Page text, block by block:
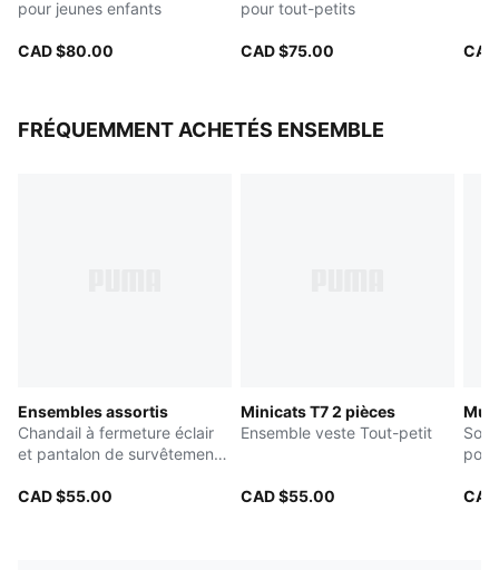
Semelle extérieure : Caoutchouc
Doublure en maille respirante
entre 0 et 4 ans
pour jeunes enfants
CAD $80.00
pour tout-petits
CAD $75.00
FRÉQUEMMENT ACHETÉS ENSEMBLE
Ensembles assortis
Chandail à fermeture éclair
et pantalon de survêtement
CAD $55.00
Minicats T7 2 pièces
Ensemble veste Tout-petit
CAD $55.00